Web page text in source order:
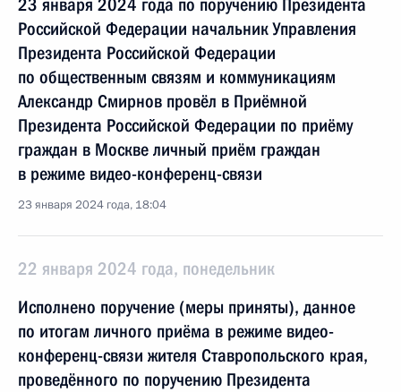
23 января 2024 года по поручению Президента
Российской Федерации начальник Управления
Президента Российской Федерации
по общественным связям и коммуникациям
Александр Смирнов провёл в Приёмной
Президента Российской Федерации по приёму
граждан в Москве личный приём граждан
в режиме видео-конференц-связи
23 января 2024 года, 18:04
22 января 2024 года, понедельник
Исполнено поручение (меры приняты), данное
по итогам личного приёма в режиме видео-
конференц-связи жителя Ставропольского края,
проведённого по поручению Президента